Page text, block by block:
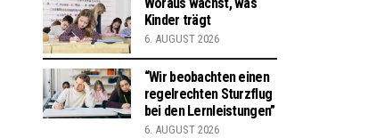
Woraus wächst, was
Kinder trägt
6. AUGUST 2026
“Wir beobachten einen
regelrechten Sturzflug
bei den Lernleistungen”
6. AUGUST 2026